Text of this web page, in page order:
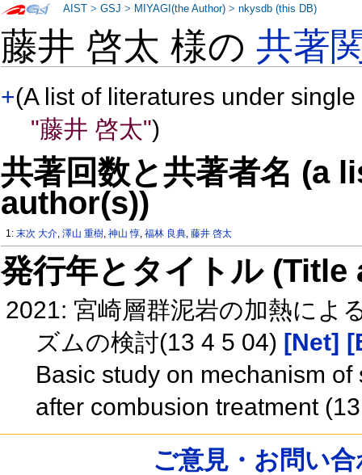
藤井 啓太 様の共著
+(A list of literatures under
"藤井 啓太")
共著回数と共著者名 (a
author(s))
1:末次 大介,澤山 重樹,神山 惇,福林 良典,藤井 啓太
発行年とタイトル
2021: 宮崎層群泥岩の加熱によ
ズムの検討(13 4 5 04) [Net]
Basic study on mechanism
after combusion treatment
AIST >GSJ > MIYAGI(the Author) >nkysdb (this DB)
ご意見・お問い